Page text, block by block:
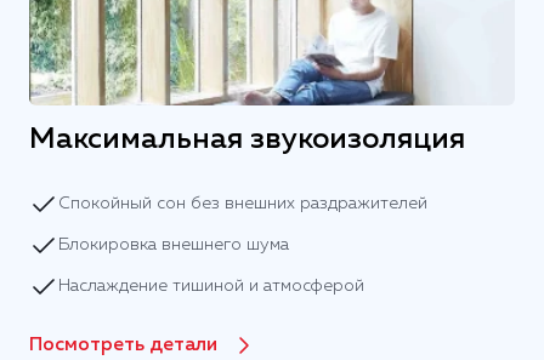
Максимальная звукоизоляция
Спокойный сон без внешних раздражителей
Блокировка внешнего шума
Наслаждение тишиной и атмосферой
Посмотреть детали